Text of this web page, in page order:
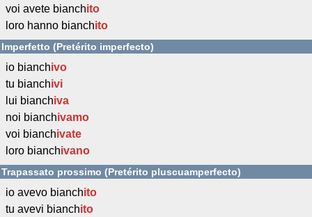
voi avete bianchito
loro hanno bianchito
Imperfetto (Pretérito imperfecto)
io bianchivo
tu bianchivi
lui bianchiva
noi bianchivamo
voi bianchivate
loro bianchivano
Trapassato prossimo (Pretérito pluscuamperfecto)
io avevo bianchito
tu avevi bianchito